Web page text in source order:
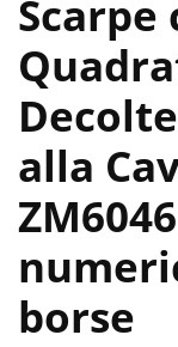
Scarpe
alla
borse